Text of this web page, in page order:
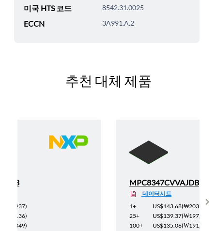
미국 HTS 코드 8542.31.0025
ECCN 3A991.A.2
추천 대체 제품
)
)
)
MPC8347CVVAJDB
데이터시트
1+
US$143.68(₩203,580
25+
US$139.37(₩197,473
100+
US$135.06(₩191,367